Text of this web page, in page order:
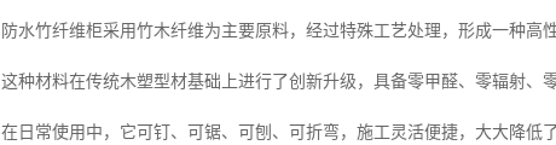
防水竹纤维柜采用竹木纤维为主要原料，经过特殊工艺处理，形成一种高
这种材料在传统木塑型材基础上进行了创新升级，具备零甲醛、零辐射、
在日常使用中，它可钉、可锯、可刨、可折弯，施工灵活便捷，大大降低